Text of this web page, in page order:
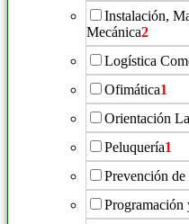
Instalación,
Mecánica2
Logística
Ofimática1
Orientación
Peluquería1
Prevención
Programación